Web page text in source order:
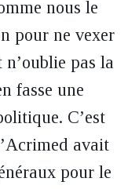
nous le
pour ne vexer
pas la
fasse une
C’est
avait
pour le